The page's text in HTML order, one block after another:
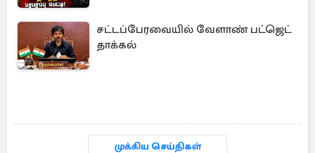
சட்டப்பேரவையில் வேளாண் பட்ஜெட்
தாக்கல்
முக்கிய செய்திகள்